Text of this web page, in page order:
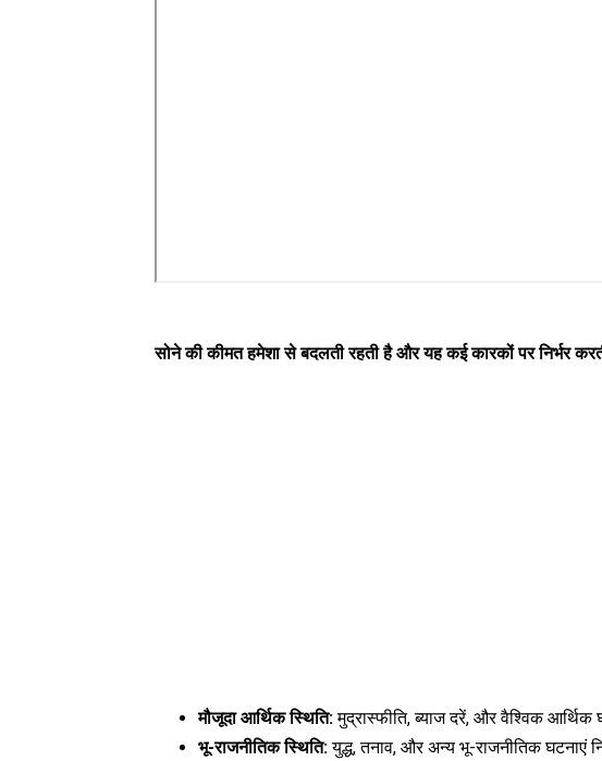
सोने की कीमत हमेशा से बदलती रहती है और यह कई कारकों पर निर्भर
मौजूदा आर्थिक स्थिति:मुद्रास्फीति, ब्याज दरें, और वैश्विक
भू-राजनीतिक स्थिति:युद्ध, तनाव, और अन्य भू-राजनीतिक